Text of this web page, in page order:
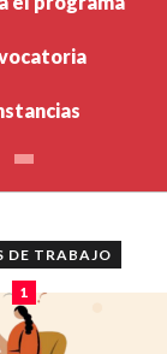
DE TRABAJO
1